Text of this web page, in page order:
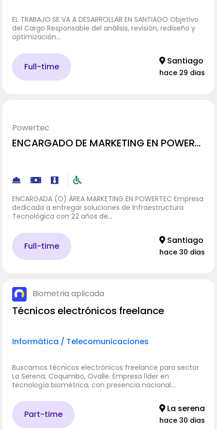
EL TRABAJO SE VA A DESARROLLAR EN SANTIAGO Objetivo
del Cargo Responsable del análisis, revisión, rediseño y
optimización…
Full-time
Santiago
hace 29 dias
Powertec
ENCARGADO DE MARKETING EN POWERT
ENCARGADA (O) ÁREA MARKETING EN POWERTEC Empresa
dedicada a entregar soluciones de Infraestructura
Tecnológica con 22 años de…
Full-time
Santiago
hace 30 dias
Biometria aplicada
Técnicos electrónicos freelance
Informática / Telecomunicaciones
Buscamos técnicos electrónicos freelance para sector
La Serena, Coquimbo, Ovalle. Empresa líder en
tecnología biométrica, con presencia nacional…
Part-time
La serena
hace 30 dias